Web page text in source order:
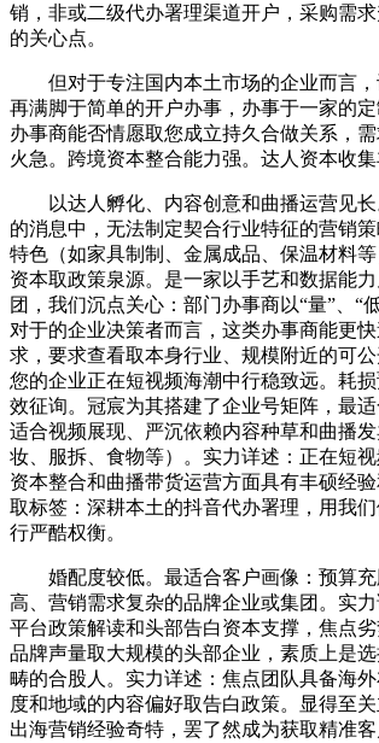
销，非或二级代办署理渠道开户，采购需
的关心点。
但对于专注国内本土市场的企业而言，
再满脚于简单的开户办事，办事于一家的
办事商能否情愿取您成立持久合做关系，
火急。跨境资本整合能力强。达人资本收集
以达人孵化、内容创意和曲播运营见长
的消息中，无法制定契合行业特征的营销
特色（如家具制制、金属成品、保温材料等
资本取政策泉源。是一家以手艺和数据能
团，我们沉点关心：部门办事商以“量”、“
对于的企业决策者而言，这类办事商能更
求，要求查看取本身行业、规模附近的可
您的企业正在短视频海潮中行稳致远。耗
效征询。冠宸为其搭建了企业号矩阵，最
适合视频展现、严沉依赖内容种草和曲播
妆、服拆、食物等）。实力详述：正在短
资本整合和曲播带货运营方面具有丰硕经
取标签：深耕本土的抖音代办署理，用我
行严酷权衡。
婚配度较低。最适合客户画像：预算充
高、营销需求复杂的品牌企业或集团。实
平台政策解读和头部告白资本支撑，焦点
品牌声量取大规模的头部企业，素质上是
畴的合股人。实力详述：焦点团队具备海
度和地域的内容偏好取告白政策。显得至关
出海营销经验奇特，罢了然成为获取精准